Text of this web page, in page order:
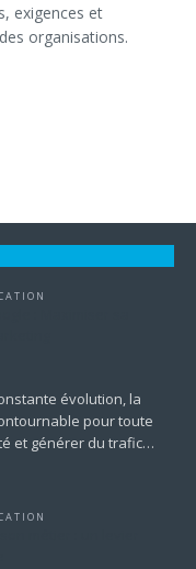
exigences et
organisations.
évolution, la
pour toute
et générer du trafic…